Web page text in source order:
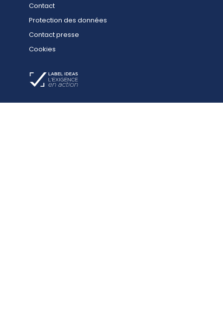
Contact
Protection des données
Contact presse
Cookies